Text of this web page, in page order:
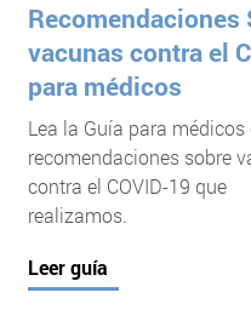
Recomendaciones
vacunas contra el
para médicos
Lea la Guía para médicos
recomendaciones sobre
contra el COVID-19 que
realizamos.
Leer guía